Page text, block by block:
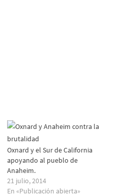
Oxnard y el Sur de California
apoyando al pueblo de
Anaheim.
21 julio, 2014
En «Publicación abierta»